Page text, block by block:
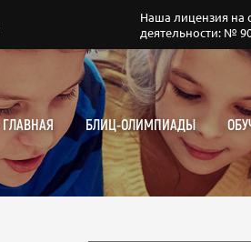
Наша лицензия на
деятельности: №
ГЛАВНАЯ БЛИЦ-ОЛИМПИАДЫ